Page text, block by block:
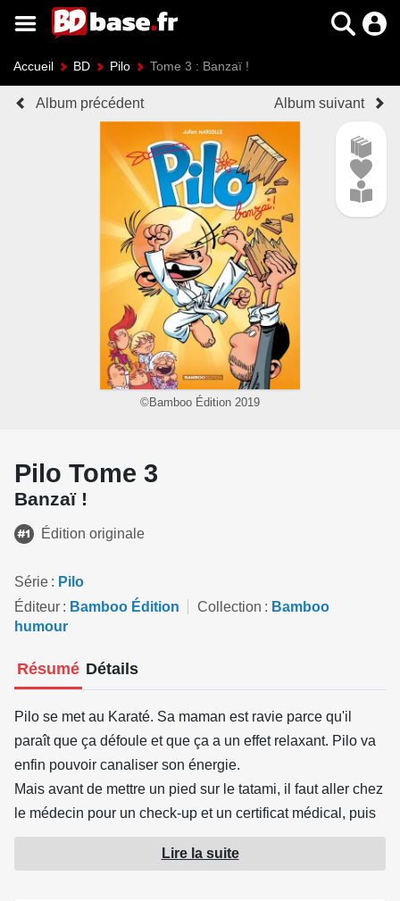
Accueil BD Pilo Tome 3 : Banzaï !
Album précédent Album suivant
©Bamboo Édition 2019
Pilo Tome 3
Banzaï !
Édition originale
Série
Pilo
Éditeur
Bamboo Édition Collection
Bamboo
humour
Résumé Détails
Pilo se met au Karaté. Sa maman est ravie parce qu'il
paraît que ça défoule et que ça a un effet relaxant. Pilo va
enfin pouvoir canaliser son énergie.
Mais avant de mettre un pied sur le tatami, il faut aller chez
le médecin pour un check-up et un certificat médical, puis
prendre la direction du forum des associations pour
inscrire Pilo au club et enfin acheter un kimono au
Lire la suite